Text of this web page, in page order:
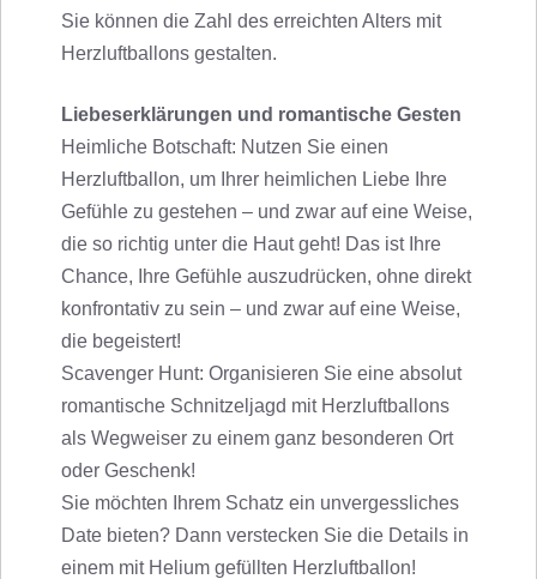
Sie können die Zahl des erreichten Alters mit
Herzluftballons gestalten.
Liebeserklärungen und romantische Gesten
Heimliche Botschaft: Nutzen Sie einen
Herzluftballon, um Ihrer heimlichen Liebe Ihre
Gefühle zu gestehen – und zwar auf eine Weise,
die so richtig unter die Haut geht! Das ist Ihre
Chance, Ihre Gefühle auszudrücken, ohne direkt
konfrontativ zu sein – und zwar auf eine Weise,
die begeistert!
Scavenger Hunt: Organisieren Sie eine absolut
romantische Schnitzeljagd mit Herzluftballons
als Wegweiser zu einem ganz besonderen Ort
oder Geschenk!
Sie möchten Ihrem Schatz ein unvergessliches
Date bieten? Dann verstecken Sie die Details in
einem mit Helium gefüllten Herzluftballon!